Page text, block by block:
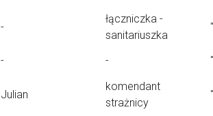
-
łączniczka -
sanitariuszka
- -
Julian
komendant
strażnicy